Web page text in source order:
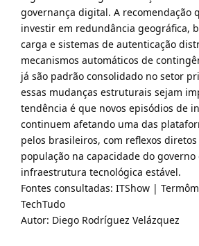
governança digital. A recomendação
investir em redundância geográfica,
carga e sistemas de autenticação
mecanismos automáticos de
já são padrão consolidado no setor
essas mudanças estruturais sejam
tendência é que novos episódios de
continuem afetando uma das
pelos brasileiros, com reflexos
população na capacidade do
infraestrutura tecnológica estável.
Fontes consultadas: ITShow |
TechTudo
Autor: Diego Rodríguez Velázquez